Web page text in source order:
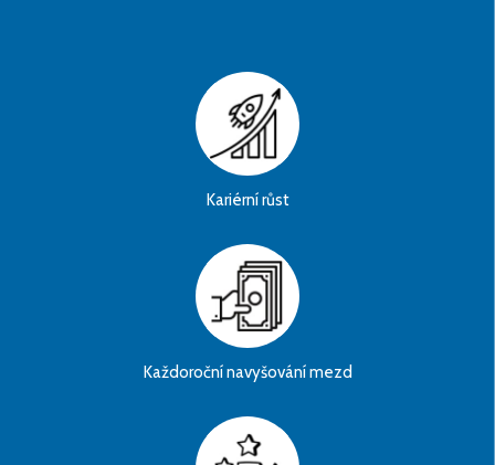
Kariérní růst
Každoroční navyšování mezd